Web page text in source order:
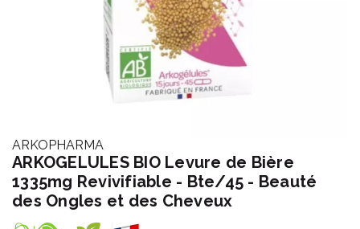
ARKOPHARMA
ARKOGELULES BIO Levure de Bière
1335mg Revivifiable - Bte/45 - Beauté
des Ongles et des Cheveux